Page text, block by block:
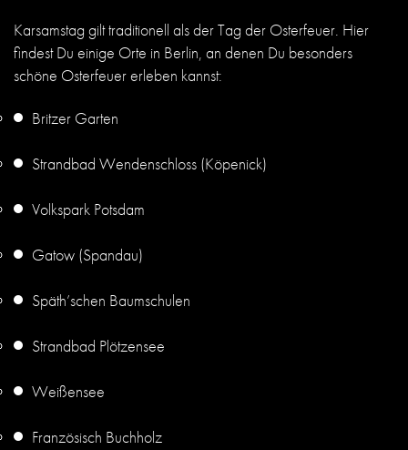
Karsamstag gilt traditionell als der Tag der Osterfeuer. Hier
findest Du einige Orte in Berlin, an denen Du besonders
schöne Osterfeuer erleben kannst:
Britzer Garten
Strandbad Wendenschloss (Köpenick)
Volkspark Potsdam
Gatow (Spandau)
Späth’schen Baumschulen
Strandbad Plötzensee
Weißensee
Französisch Buchholz